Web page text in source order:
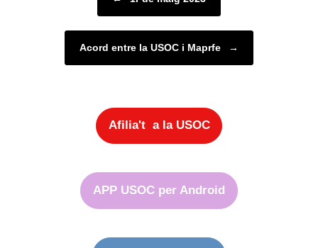
Acord entre la USOC i Maprfe →
Afilia't a la USOC
APP USOC per Android